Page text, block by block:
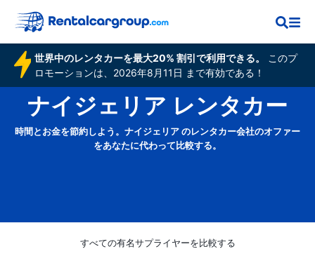
世界中のレンタカーを最大20% 割引で利用できる。
このプ
ロモーションは、2026年8月11日 まで有効である！
ナイジェリア レンタカー
時間とお金を節約しよう。ナイジェリア のレンタカー会社のオファー
をあなたに代わって比較する。
すべての有名サプライヤーを比較する